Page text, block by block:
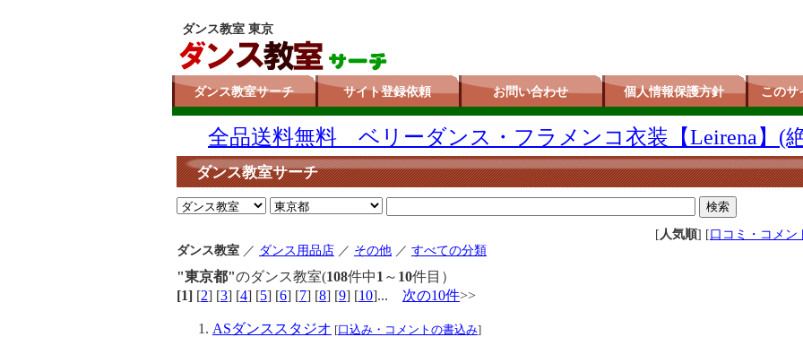
ダンス教室 東京
ダンス教室サーチ サイト登録依頼 お問い合わせ 個人情報保護方針 このサ
全品送料無料 ベリーダンス・フラメンコ衣装【Leirena】(
ダンス教室サーチ
[ 人気順] [ 口コミ・コメン
ダンス教室 ／ ダンス用品店 ／ その他 ／ すべての分類
"東京都"のダンス教室(108件中1 ～ 10件目）
[1] [2] [3] [4] [5] [6] [7] [8] [9] [10]... 次の10件>>
ASダンススタジオ [口込み・コメントの書込み]